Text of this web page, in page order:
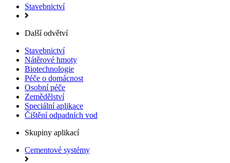
Stavebnictví
Další odvětví
Stavebnictví
Nátěrové hmoty
Biotechnologie
Péče o domácnost
Osobní péče
Zemědělství
Speciální aplikace
Čištění odpadních vod
Skupiny aplikací
Cementové systémy